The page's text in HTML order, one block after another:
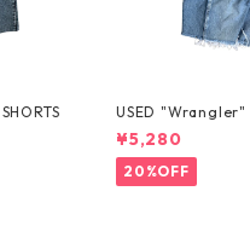
USED "Wrangler"
DENIM SHORTS
¥5,280
20%OFF